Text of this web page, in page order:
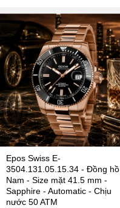
Epos Swiss E-
3504.131.05.15.34 - Đồng hồ
Nam - Size mặt 41.5 mm -
Sapphire - Automatic - Chịu
nước 50 ATM